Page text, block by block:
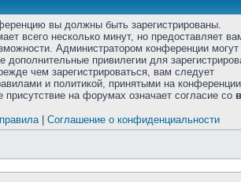
вы должны быть зарегистрированы.
всего несколько минут, но предоставляет
Администратором конференции
дополнительные привилегии для
чем зарегистрироваться, вам следует
и политикой, принятыми на
присутствие на форумах означает согласие со
| Соглашение о конфиденциальности